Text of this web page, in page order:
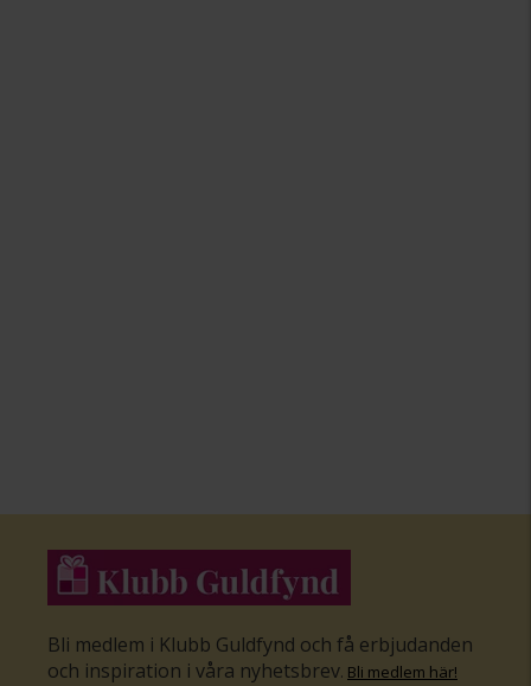
Bli medlem i Klubb Guldfynd och få erbjudanden
och inspiration i våra nyhetsbrev. Bli medlem här!